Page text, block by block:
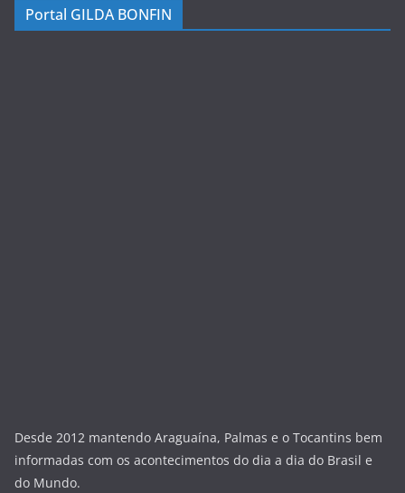
Portal GILDA BONFIN
Desde 2012 mantendo Araguaína, Palmas e o Tocantins bem
informadas com os acontecimentos do dia a dia do Brasil e
do Mundo.